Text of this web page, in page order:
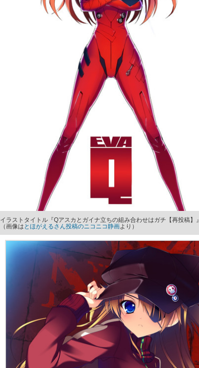
イラストタイトル『Qアスカとガイナ立ちの組み合わせはガチ【再投稿】』
（画像は とほがえるさん投稿のニコニコ静画より）